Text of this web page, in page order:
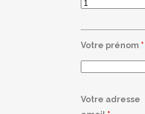
Votre prénom *
Votre adresse